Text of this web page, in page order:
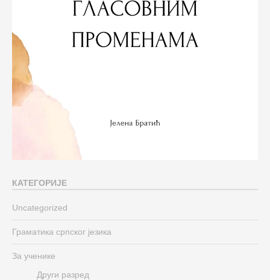
КАТЕГОРИЈЕ
Uncategorized
Граматика српског језика
За ученике
Други разред